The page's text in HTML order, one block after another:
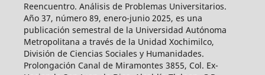
Reencuentro. Análisis de Problemas Universitarios.
Año 37, número 89, enero-junio 2025, es una
publicación semestral de la Universidad Autónoma
Metropolitana a través de la Unidad Xochimilco,
División de Ciencias Sociales y Humanidades.
Prolongación Canal de Miramontes 3855, Col. Ex-